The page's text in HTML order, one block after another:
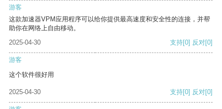
游客
这款加速器VPM应用程序可以给你提供最高速度和安全性的连接，并帮
助你在网络上自由移动。
2025-04-30
支持[0] 反对[0]
游客
这个软件很好用
2025-04-30 支持[0] 反对[0]